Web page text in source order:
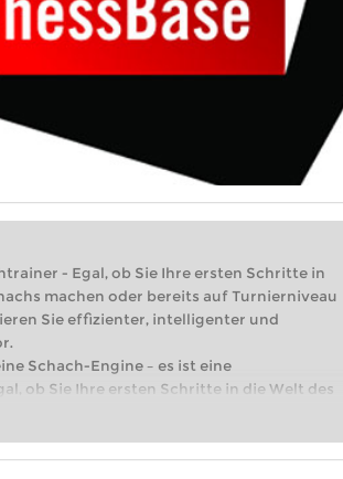
- Egal, ob Sie Ihre ersten Schritte in
machen oder bereits auf Turnierniveau
Sie effizienter, intelligenter und
Schach-Engine – es ist eine
ob Sie Ihre ersten Schritte in die Welt des
oder bereits auf Turnierniveau spielen: Mit